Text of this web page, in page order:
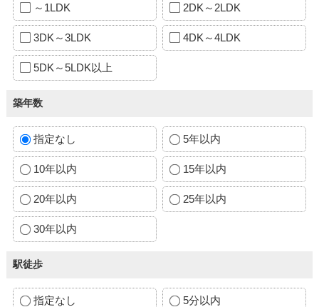
～1LDK 2DK～2LDK
3DK～3LDK 4DK～4LDK
5DK～5LDK以上
築年数
指定なし 5年以内
10年以内 15年以内
20年以内 25年以内
30年以内
駅徒歩
指定なし 5分以内